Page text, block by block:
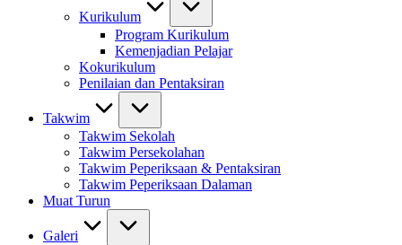
Kurikulum
Program Kurikulum
Kemenjadian Pelajar
Kokurikulum
Penilaian dan Pentaksiran
Takwim
Takwim Sekolah
Takwim Persekolahan
Takwim Peperiksaan & Pentaksiran
Takwim Peperiksaan Dalaman
Muat Turun
Galeri